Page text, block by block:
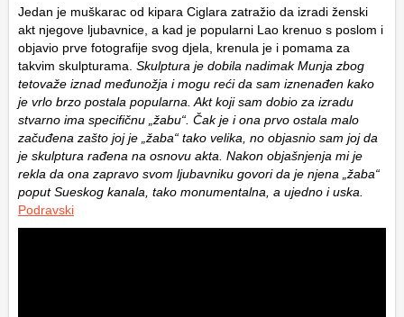
Jedan je muškarac od kipara Ciglara zatražio da izradi ženski
akt njegove ljubavnice, a kad je popularni Lao krenuo s poslom i
objavio prve fotografije svog djela, krenula je i pomama za
takvim skulpturama. Skulptura je dobila nadimak Munja zbog
tetovaže iznad međunožja i mogu reći da sam iznenađen kako
je vrlo brzo postala popularna. Akt koji sam dobio za izradu
stvarno ima specifičnu „žabu“. Čak je i ona prvo ostala malo
začuđena zašto joj je „žaba“ tako velika, no objasnio sam joj da
je skulptura rađena na osnovu akta. Nakon objašnjenja mi je
rekla da ona zapravo svom ljubavniku govori da je njena „žaba“
poput Sueskog kanala, tako monumentalna, a ujedno i uska.
Podravski